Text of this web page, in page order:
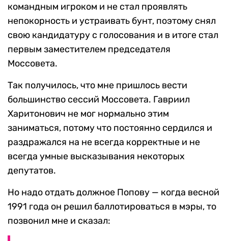
командным игроком и не стал проявлять
непокорность и устраивать бунт, поэтому снял
свою кандидатуру с голосования и в итоге стал
первым заместителем председателя
Моссовета.
Так получилось, что мне пришлось вести
большинство сессий Моссовета. Гавриил
Харитонович не мог нормально этим
заниматься, потому что постоянно сердился и
раздражался на не всегда корректные и не
всегда умные высказывания некоторых
депутатов.
Но надо отдать должное Попову — когда весной
1991 года он решил баллотироваться в мэры, то
позвонил мне и сказал: